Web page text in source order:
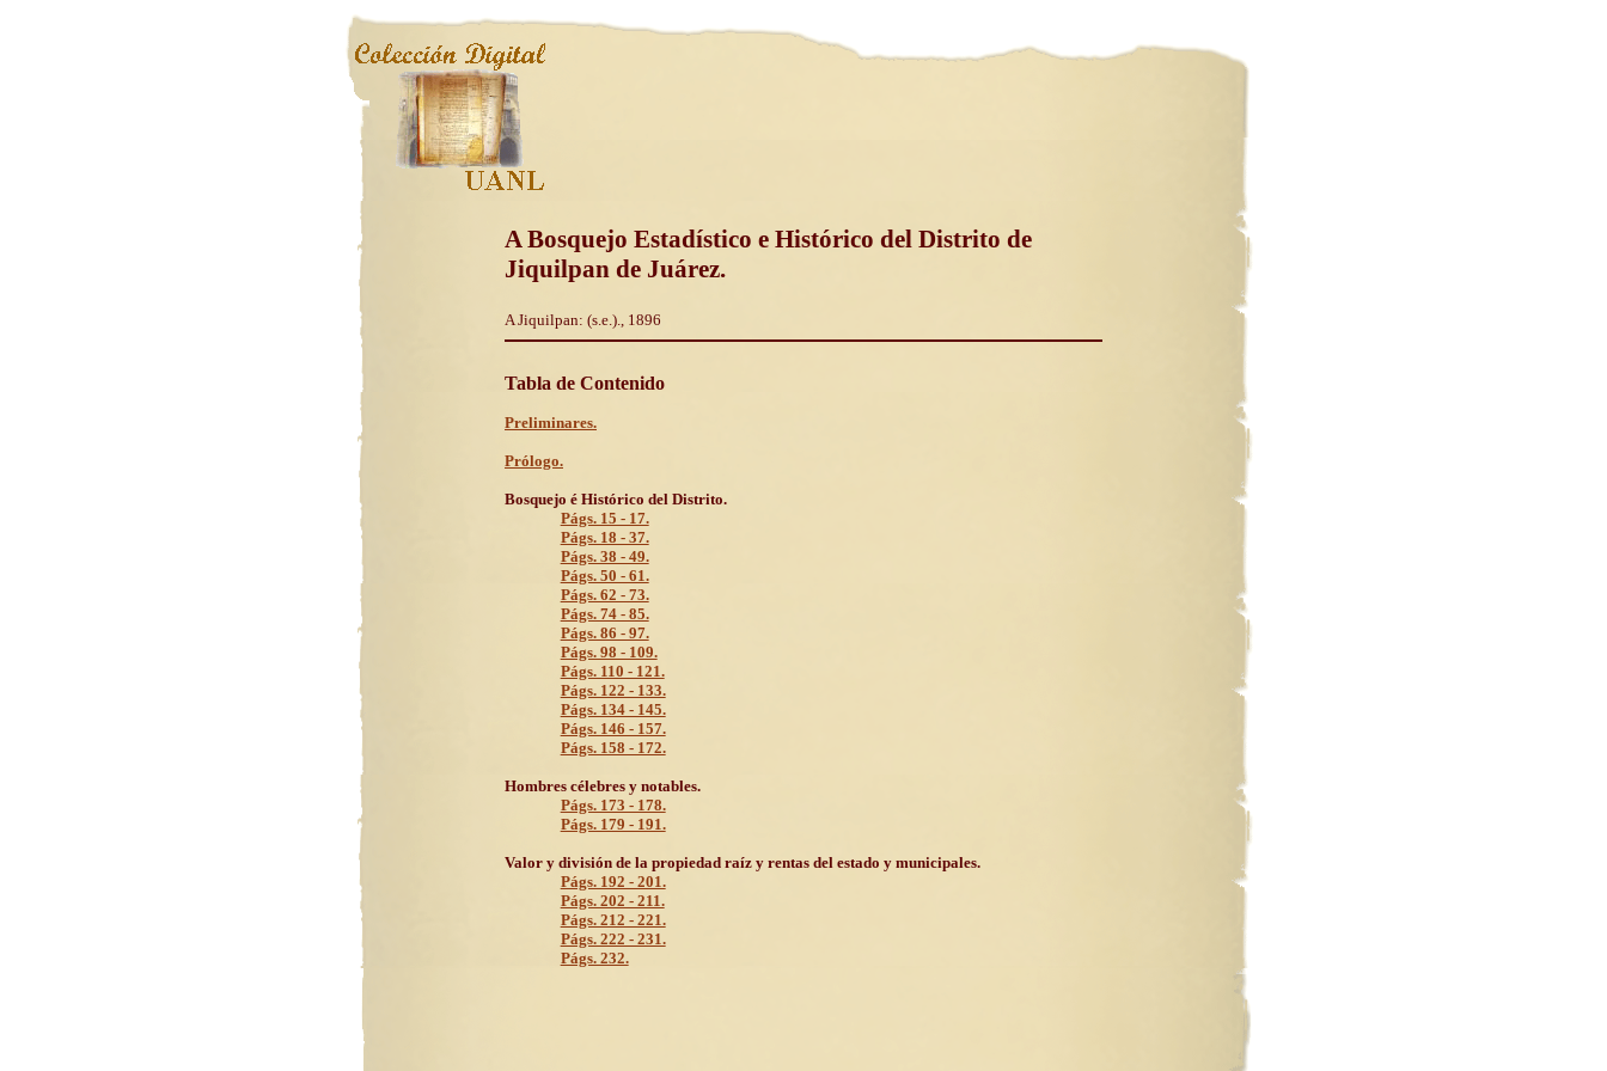
A Bosquejo Estadístico e Histórico del Distrito de
Jiquilpan de Juárez.
A Jiquilpan: (s.e.)., 1896
Tabla de Contenido
Preliminares.
Prólogo.
Bosquejo é Histórico del Distrito.
Págs. 15 - 17.
Págs. 18 - 37.
Págs. 38 - 49.
Págs. 50 - 61.
Págs. 62 - 73.
Págs. 74 - 85.
Págs. 86 - 97.
Págs. 98 - 109.
Págs. 110 - 121.
Págs. 122 - 133.
Págs. 134 - 145.
Págs. 146 - 157.
Págs. 158 - 172.
Hombres célebres y notables.
Págs. 173 - 178.
Págs. 179 - 191.
Valor y división de la propiedad raíz y rentas del estado y municipales.
Págs. 192 - 201.
Págs. 202 - 211.
Págs. 212 - 221.
Págs. 222 - 231.
Págs. 232.